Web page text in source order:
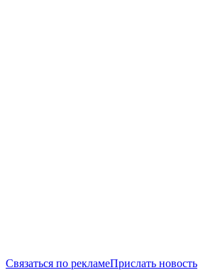
Связаться по рекламеПрислать новость